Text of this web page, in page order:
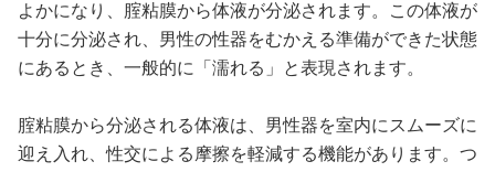
よかになり、腟粘膜から体液が分泌されます。この体液が
十分に分泌され、男性の性器をむかえる準備ができた状態
にあるとき、一般的に「濡れる」と表現されます。
腟粘膜から分泌される体液は、男性器を室内にスムーズに
迎え入れ、性交による摩擦を軽減する機能があります。つ